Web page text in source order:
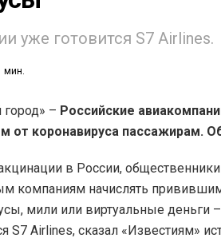
уже готовится S7 Airlines.
мин.
– Российские
от коронавируса пассажирам.
в России,
компаниям начислять
мили или виртуальные деньги
S7 Airlines, сказал «Известиям»